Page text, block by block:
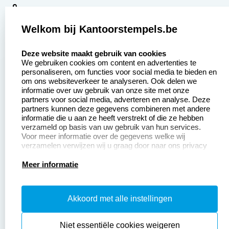
9
Aanvraag op maat
Betaling &
Verzending
Wederverkoper
worden
Contact opnemen
Veel gestelde vragen
Retourneren
Herroepingsrecht
Productinformatie:
Instructiepagina
Safety Sheets
Welkom bij Kantoorstempels.be
Deze website maakt gebruik van cookies
We gebruiken cookies om content en advertenties te
personaliseren, om functies voor social media te bieden en
om ons websiteverkeer te analyseren. Ook delen we
informatie over uw gebruik van onze site met onze
partners voor social media, adverteren en analyse. Deze
partners kunnen deze gegevens combineren met andere
informatie die u aan ze heeft verstrekt of die ze hebben
verzameld op basis van uw gebruik van hun services.
Voor meer informatie over de gegevens welke wij
verzamelen verwijzen wij u graag door naar ons privacy
Meer informatie
Akkoord met alle instellingen
Niet essentiële cookies weigeren